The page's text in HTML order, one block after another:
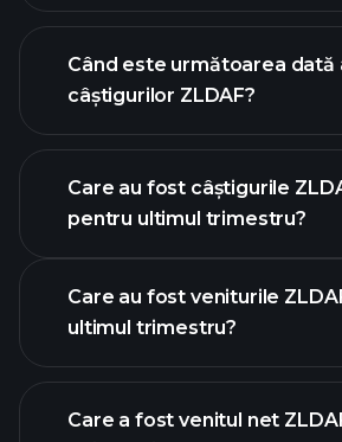
finanțele
Când este următoarea dată
câștigurilor ZLDAF?
Care au fost câștigurile
pentru ultimul trimestru?
Care au fost veniturile
ultimul trimestru?
Care a fost venitul net